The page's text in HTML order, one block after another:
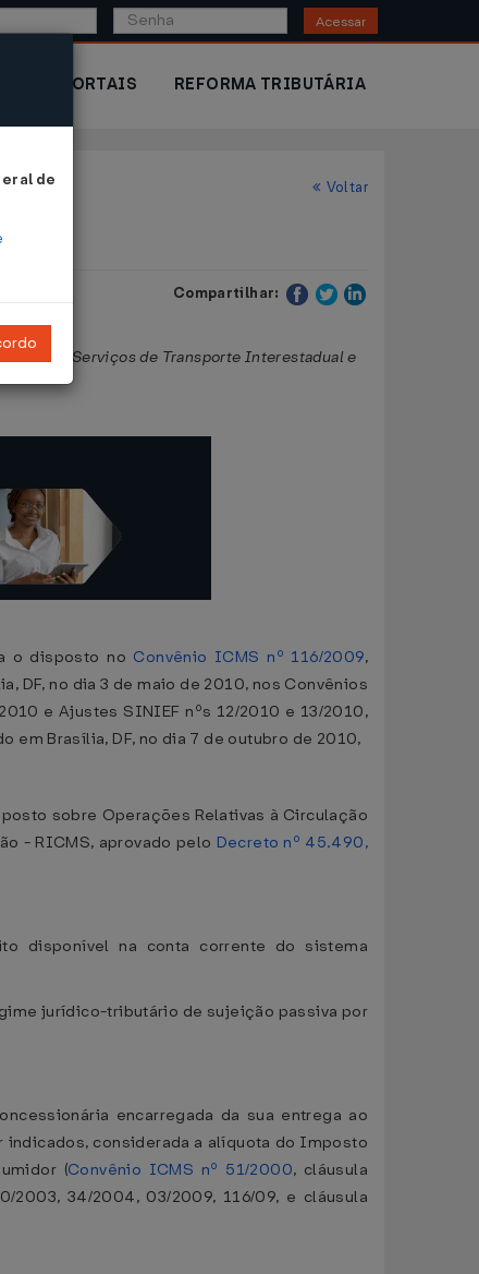
Acessar
PORTAIS REFORMA TRIBUTÁRIA
Voltar
Compartilhar:
de Serviços de Transporte Interestadual e
o disposto no Convênio ICMS nº 116/2009,
DF, no dia 3 de maio de 2010, nos Convênios
e Ajustes SINIEF nºs 12/2010 e 13/2010,
Brasília, DF, no dia 7 de outubro de 2010,
sobre Operações Relativas à Circulação
- RICMS, aprovado pelo Decreto nº 45.490,
disponível na conta corrente do sistema
jurídico-tributário de sujeição passiva por
encarregada da sua entrega ao
considerada a alíquota do Imposto
(Convênio ICMS nº 51/2000, cláusula
2003, 34/2004, 03/2009, 116/09, e cláusula
de